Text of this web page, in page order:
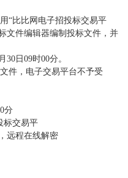
“比比网电子招投标交易平
文件编辑器编制投标文件，并
日09时00分。
件，电子交易平台不予受
分
标交易平
远程在线解密